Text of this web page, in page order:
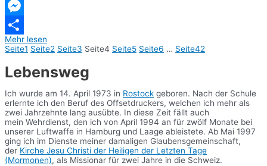
Telegram
Messenger
Teilen
Mehr lesen
Seite1 Seite2 Seite3 Seite4 Seite5 Seite6 … Seite42
Lebensweg
Ich wurde am 14. April 1973 in Rostock geboren. Nach der Schule
erlernte ich den Beruf des Offsetdruckers, welchen ich mehr als
zwei Jahrzehnte lang ausübte. In diese Zeit fällt auch
mein Wehrdienst, den ich von April 1994 an für zwölf Monate bei
unserer Luftwaffe in Hamburg und Laage ableistete. Ab Mai 1997
ging ich im Dienste meiner damaligen Glaubensgemeinschaft,
der Kirche Jesu Christi der Heiligen der Letzten Tage
(Mormonen), als Missionar für zwei Jahre in die Schweiz.